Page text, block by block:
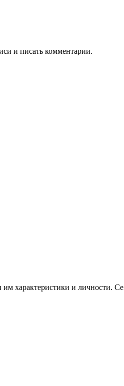
и писать комментарии.
характеристики и личности.